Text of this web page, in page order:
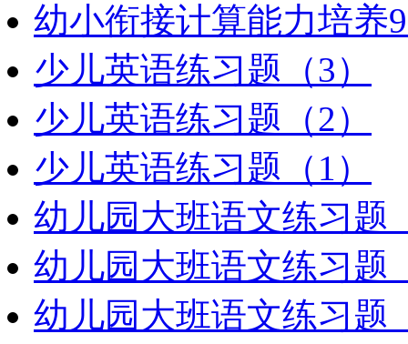
幼小衔接计算能力培养
少儿英语练习题（3）
少儿英语练习题（2）
少儿英语练习题（1）
幼儿园大班语文练习题
幼儿园大班语文练习题
幼儿园大班语文练习题